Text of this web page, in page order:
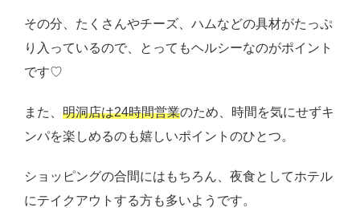
その分、たくさんやチーズ、ハムなどの具材がたっぷ
り入っているので、とってもヘルシーなのがポイント
です♡
また、 明洞店は24時間営業のため、時間を気にせずキ
ンパを楽しめるのも嬉しいポイントのひとつ。
ショッピングの合間にはもちろん、夜食としてホテル
にテイクアウトする方も多いようです。